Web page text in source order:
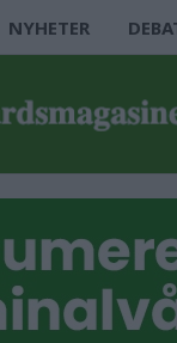
NYHETER